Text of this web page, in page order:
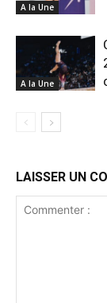
A la Une
A la Une
LAISSER UN